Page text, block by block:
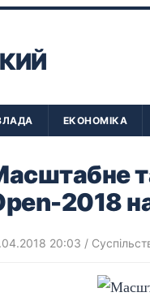
ЕКОНОМІКА
2018
20:03 /